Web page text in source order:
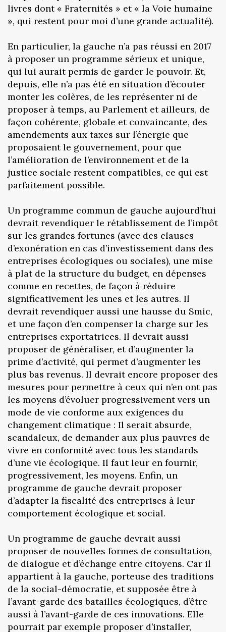
livres dont « Fraternités » et « la Voie humaine
», qui restent pour moi d’une grande actualité).
En particulier, la gauche n’a pas réussi en 2017
à proposer un programme sérieux et unique,
qui lui aurait permis de garder le pouvoir. Et,
depuis, elle n’a pas été en situation d’écouter
monter les colères, de les représenter ni de
proposer à temps, au Parlement et ailleurs, de
façon cohérente, globale et convaincante, des
amendements aux taxes sur l’énergie que
proposaient le gouvernement, pour que
l’amélioration de l’environnement et de la
justice sociale restent compatibles, ce qui est
parfaitement possible.
Un programme commun de gauche aujourd’hui
devrait revendiquer le rétablissement de l’impôt
sur les grandes fortunes (avec des clauses
d’exonération en cas d’investissement dans des
entreprises écologiques ou sociales), une mise
à plat de la structure du budget, en dépenses
comme en recettes, de façon à réduire
significativement les unes et les autres. Il
devrait revendiquer aussi une hausse du Smic,
et une façon d’en compenser la charge sur les
entreprises exportatrices. Il devrait aussi
proposer de généraliser, et d’augmenter la
prime d’activité, qui permet d’augmenter les
plus bas revenus. Il devrait encore proposer des
mesures pour permettre à ceux qui n’en ont pas
les moyens d’évoluer progressivement vers un
mode de vie conforme aux exigences du
changement climatique : Il serait absurde,
scandaleux, de demander aux plus pauvres de
vivre en conformité avec tous les standards
d’une vie écologique. Il faut leur en fournir,
progressivement, les moyens. Enfin, un
programme de gauche devrait proposer
d’adapter la fiscalité des entreprises à leur
comportement écologique et social.
Un programme de gauche devrait aussi
proposer de nouvelles formes de consultation,
de dialogue et d’échange entre citoyens. Car il
appartient à la gauche, porteuse des traditions
de la social-démocratie, et supposée être à
l’avant-garde des batailles écologiques, d’être
aussi à l’avant-garde de ces innovations. Elle
pourrait par exemple proposer d’installer,